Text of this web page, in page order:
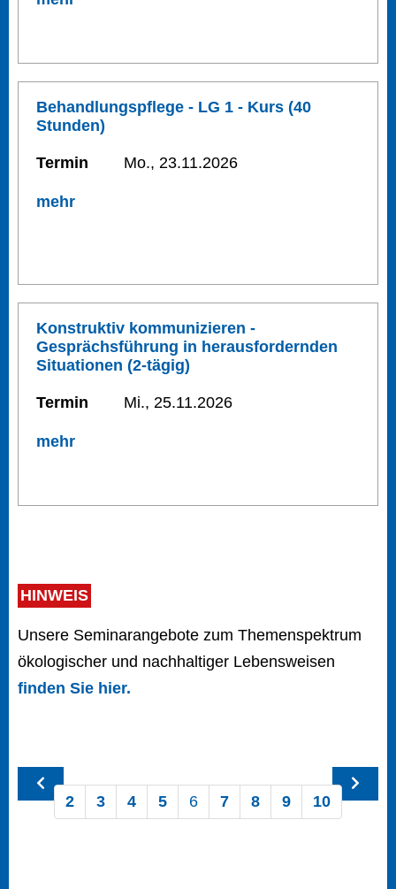
Behandlungspflege - LG 1 - Kurs (40
Stunden)
Termin Mo., 23.11.2026
mehr
Konstruktiv kommunizieren -
Gesprächsführung in herausfordernden
Situationen (2-tägig)
Termin Mi., 25.11.2026
mehr
HINWEIS
Unsere Seminarangebote zum Themenspektrum
ökologischer und nachhaltiger Lebensweisen
finden Sie hier.
2 3 4 5 6 7 8 9 10